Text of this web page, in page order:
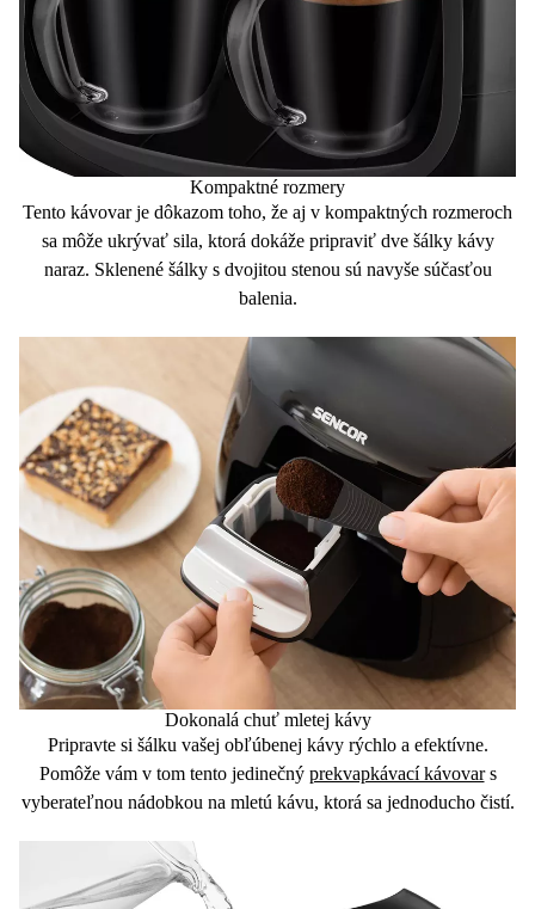
Kompaktné rozmery
Tento kávovar je dôkazom toho, že aj v kompaktných rozmeroch
sa môže ukrývať sila, ktorá dokáže pripraviť dve šálky kávy
naraz. Sklenené šálky s dvojitou stenou sú navyšesúčasťou
balenia.
Dokonalá chuť mletej kávy
Pripravte si šálku vašej obľúbenej kávy rýchlo a efektívne.
Pomôže vám v tom tento jedinečný prekvapkávací kávovars
vyberateľnou nádobkou na mletú kávu, ktorá sa jednoducho čistí.